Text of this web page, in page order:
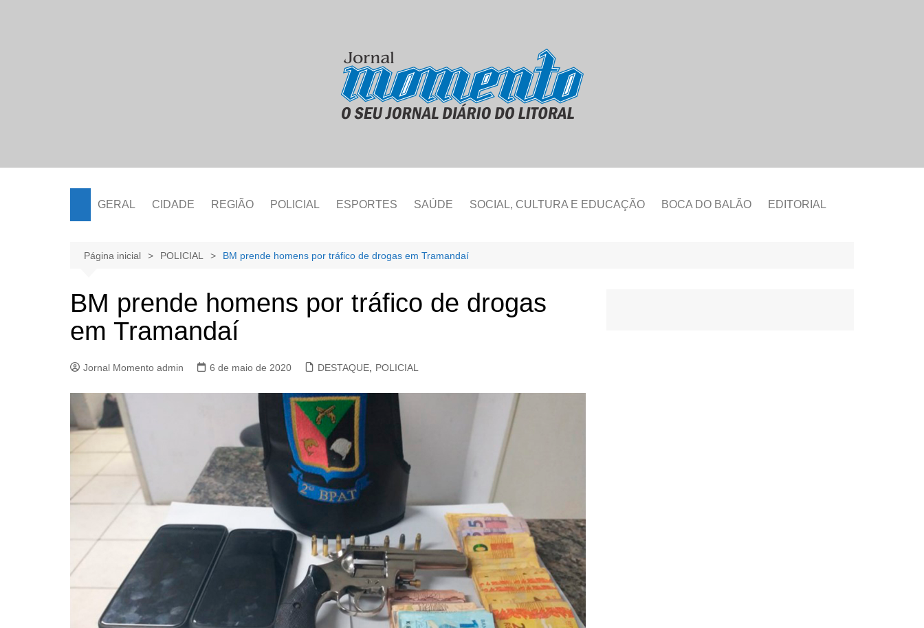
GERAL CIDADE REGIÃO POLICIAL ESPORTES SAÚDE SOCIAL, CULTURA E EDUCAÇÃO BOCA DO BALÃO EDITORIAL
Página inicial POLICIAL BM prende homens por tráfico de drogas em Tramandaí
BM prende homens por tráfico de drogas
em Tramandaí
Jornal Momento admin 6 de maio de 2020 DESTAQUE POLICIAL